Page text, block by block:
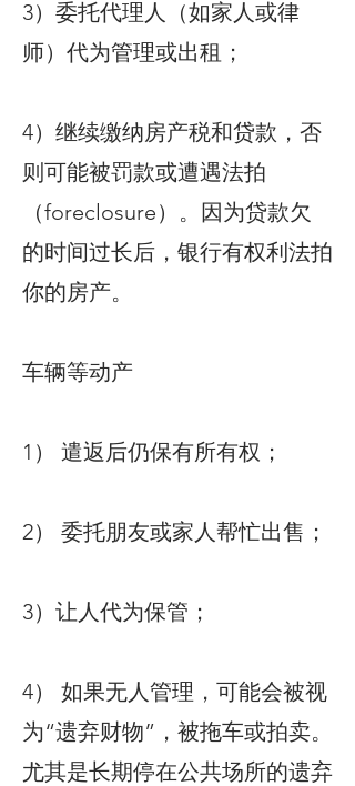
3）委托代理人（如家人或律
师）代为管理或出租；
4）继续缴纳房产税和贷款，否
则可能被罚款或遭遇法拍
（foreclosure）。因为贷款欠
的时间过长后，银行有权利法拍
你的房产。
车辆等动产
1） 遣返后仍保有所有权；
2） 委托朋友或家人帮忙出售；
3）让人代为保管；
4） 如果无人管理，可能会被视
为“遗弃财物”，被拖车或拍卖。
尤其是长期停在公共场所的遗弃